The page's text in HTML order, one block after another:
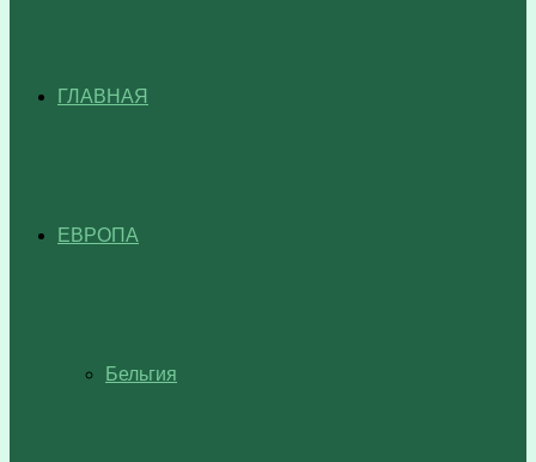
ГЛАВНАЯ
ЕВРОПА
Бельгия